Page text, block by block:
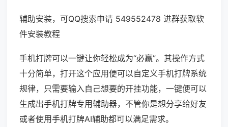
辅助安装，可QQ搜索申请 549552478 进群获取软
件安装教程
手机打牌可以一键让你轻松成为“必赢”。其操作方式
十分简单，打开这个应用便可以自定义手机打牌系统
规律，只需要输入自己想要的开挂功能，一键便可以
生成出手机打牌专用辅助器，不管你是想分享给好友
或者使用手机打牌AI辅助都可以满足需求。